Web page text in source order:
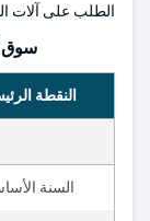
الطلب على آلات
سوق
النقطة
السنة